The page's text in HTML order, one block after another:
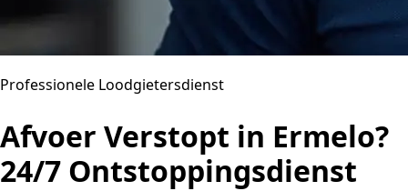
Professionele Loodgietersdienst
Afvoer Verstopt in Ermelo?
24/7 Ontstoppingsdienst